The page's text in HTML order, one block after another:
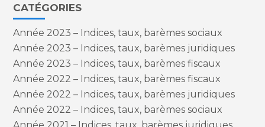
CATÉGORIES
Année 2023 – Indices, taux, barèmes sociaux
Année 2023 – Indices, taux, barèmes juridiques
Année 2023 – Indices, taux, barèmes fiscaux
Année 2022 – Indices, taux, barèmes fiscaux
Année 2022 – Indices, taux, barèmes juridiques
Année 2022 – Indices, taux, barèmes sociaux
Année 2021 – Indices, taux, barèmes juridiques